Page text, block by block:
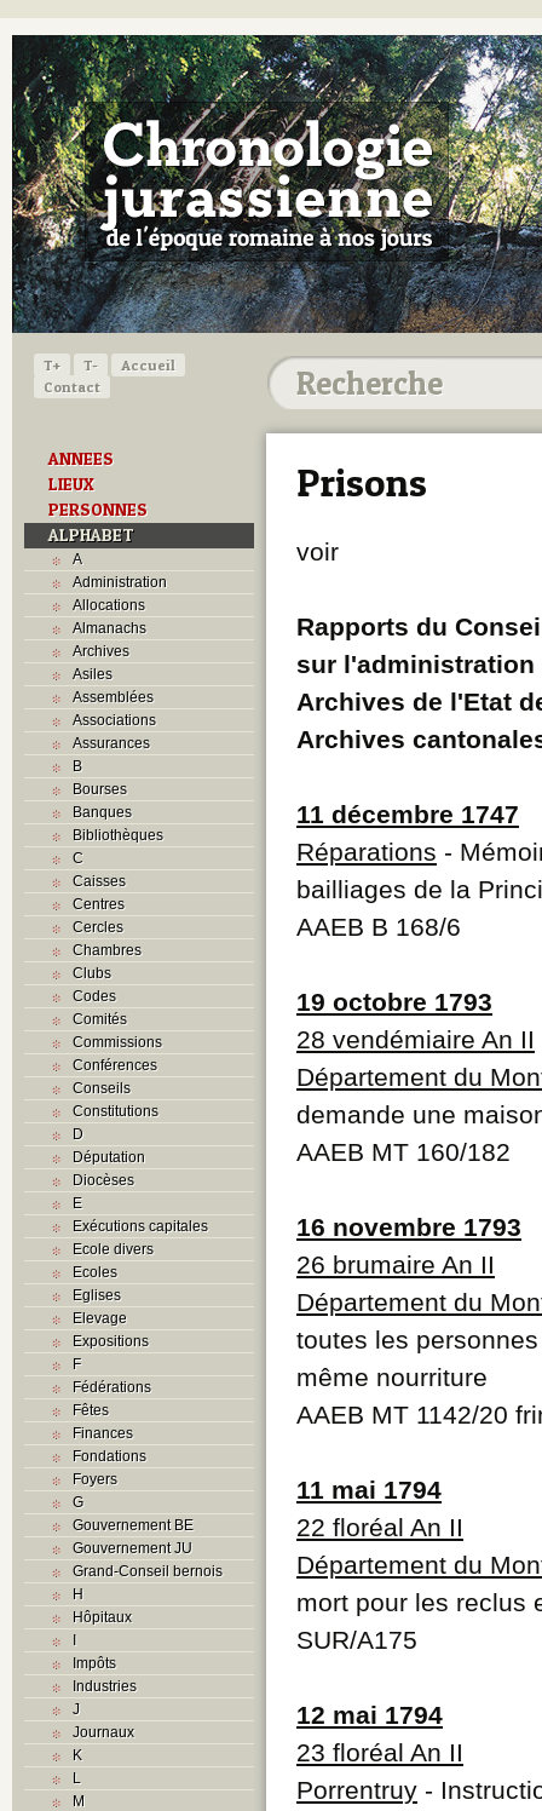
T+ T-
Accueil
Contact
ANNEES
LIEUX
PERSONNES
ALPHABET
A
Administration
Allocations
Almanachs
Archives
Asiles
Assemblées
Associations
Assurances
B
Bourses
Banques
Bibliothèques
C
Caisses
Centres
Cercles
Chambres
Clubs
Codes
Comités
Commissions
Conférences
Conseils
Constitutions
D
Députation
Diocèses
E
Exécutions capitales
Ecole divers
Ecoles
Eglises
Elevage
Expositions
F
Fédérations
Fêtes
Finances
Fondations
Foyers
G
Gouvernement BE
Gouvernement JU
Grand-Conseil bernois
H
Hôpitaux
I
Impôts
Industries
J
Journaux
K
L
M
Prisons
voir
Rapports du
sur l'administration
Archives de l'Etat
Archives
11 décembre 1747
Réparations -
bailliages de la
AAEB B 168/6
19 octobre 1793
28 vendémiaire An II
Département du
demande une
AAEB MT 160/182
16 novembre 1793
26 brumaire An II
Département du
toutes les
même nourriture
AAEB MT 1142/20
11 mai 1794
22 floréal An II
Département du
mort pour les reclus
SUR/A175
12 mai 1794
23 floréal An II
Porrentruy -